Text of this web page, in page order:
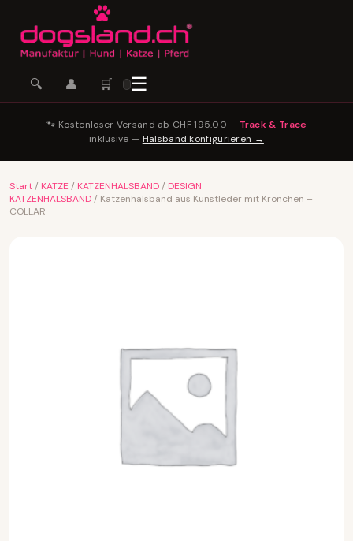
🔍 👤 🛒 ☰
🐾 Kostenloser Versand ab CHF 195.00 · Track & Trace
inklusive — Halsband konfigurieren →
Start / KATZE / KATZENHALSBAND / DESIGN
KATZENHALSBAND / Katzenhalsband aus Kunstleder mit Krönchen –
COLLAR